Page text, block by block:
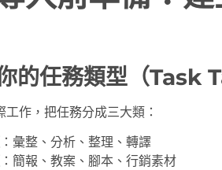
的任務類型（Task
工作，把任務分成三大類：
：彙整、分析、整理、轉譯
：簡報、教案、腳本、行銷素材